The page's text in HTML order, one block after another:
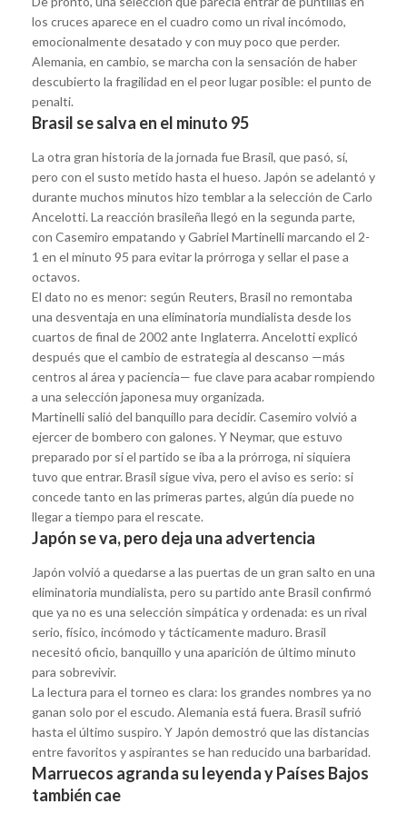
los cruces aparece en el cuadro como un rival incómodo,
emocionalmente desatado y con muy poco que perder.
Alemania, en cambio, se marcha con la sensación de haber
descubierto la fragilidad en el peor lugar posible: el punto de
penalti.
Brasil se salva en el minuto 95
La otra gran historia de la jornada fue Brasil, que pasó, sí,
pero con el susto metido hasta el hueso. Japón se adelantó y
durante muchos minutos hizo temblar a la selección de Carlo
Ancelotti. La reacción brasileña llegó en la segunda parte,
con Casemiro empatando y Gabriel Martinelli marcando el 2-
1 en el minuto 95 para evitar la prórroga y sellar el pase a
octavos.
El dato no es menor: según Reuters, Brasil no remontaba
una desventaja en una eliminatoria mundialista desde los
cuartos de final de 2002 ante Inglaterra. Ancelotti explicó
después que el cambio de estrategia al descanso —más
centros al área y paciencia— fue clave para acabar rompiendo
a una selección japonesa muy organizada.
Martinelli salió del banquillo para decidir. Casemiro volvió a
ejercer de bombero con galones. Y Neymar, que estuvo
preparado por si el partido se iba a la prórroga, ni siquiera
tuvo que entrar. Brasil sigue viva, pero el aviso es serio: si
concede tanto en las primeras partes, algún día puede no
llegar a tiempo para el rescate.
Japón se va, pero deja una advertencia
Japón volvió a quedarse a las puertas de un gran salto en una
eliminatoria mundialista, pero su partido ante Brasil confirmó
que ya no es una selección simpática y ordenada: es un rival
serio, físico, incómodo y tácticamente maduro. Brasil
necesitó oficio, banquillo y una aparición de último minuto
para sobrevivir.
La lectura para el torneo es clara: los grandes nombres ya no
ganan solo por el escudo. Alemania está fuera. Brasil sufrió
hasta el último suspiro. Y Japón demostró que las distancias
entre favoritos y aspirantes se han reducido una barbaridad.
Marruecos agranda su leyenda y Países Bajos
también cae